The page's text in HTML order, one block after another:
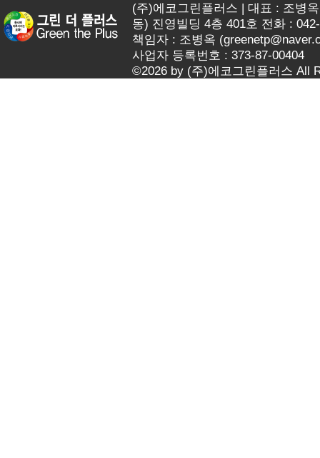
(주)에코그린플러스 | 대표 : 조병
동) 진영빌딩 4층 401호 전화 :
책임자 : 조병옥 (
사업자 등록번호 : 373-87-00404
©2026 by (주)에코그린플러스 All